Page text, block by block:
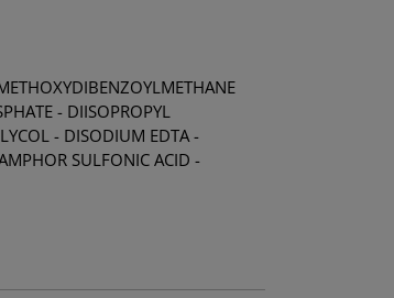
- DIISOPROPYL
- DISODIUM EDTA -
SULFONIC ACID -